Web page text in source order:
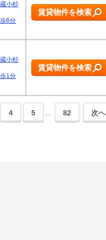
小杉
6分
賃貸物件を検索
小杉
1分
賃貸物件を検索
4 5 … 82 次へ